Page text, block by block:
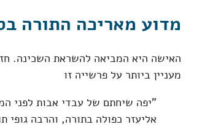
מדוע מאריכה התורה
האישה היא המביאה להשראת השכינה.
מעניין ביותר על פרשייה זו
"יפה שיחתם של עבדי אבות לפני
אליעזר כפולה בתורה, והרבה גופי